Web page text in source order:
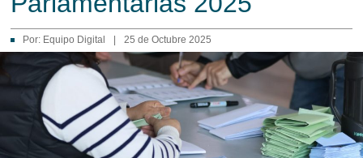
Por: Equipo Digital 25 de Octubre 2025